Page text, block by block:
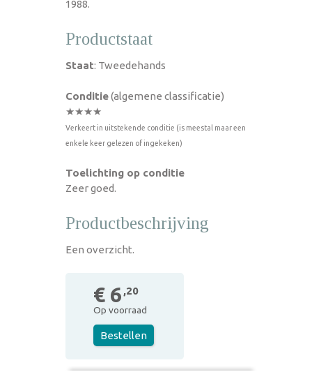
1988.
Productstaat
Staat: Tweedehands
Conditie(algemene classificatie)
★★★★
Verkeert in uitstekende conditie (is meestal maar een
enkele keer gelezen of ingekeken)
Toelichting op conditie
Zeer goed.
Productbeschrijving
Een overzicht.
€ 6 ,20
Op voorraad
Bestellen